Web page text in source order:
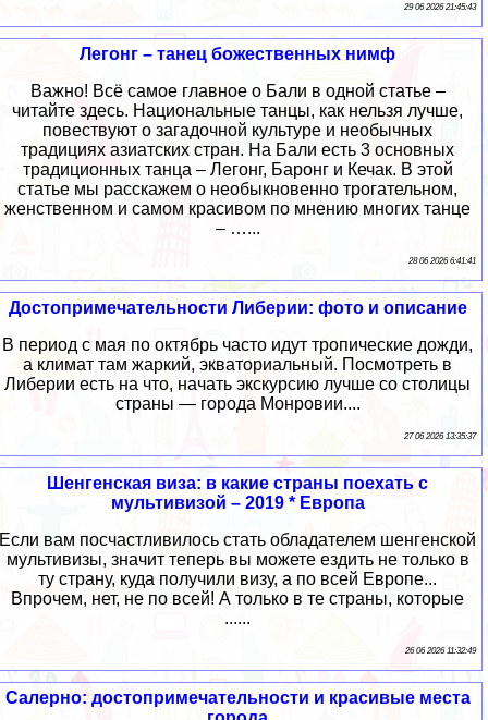
29 06 2026 21:45:43
Легонг – танец божественных нимф
Важно! Всё самое главное о Бали в одной статье –
читайте здесь. Национальные танцы, как нельзя лучше,
повествуют о загадочной культуре и необычных
традициях азиатских стран. На Бали есть 3 основных
традиционных танца – Легонг, Баронг и Кечак. В этой
статье мы расскажем о необыкновенно трогательном,
женственном и самом красивом по мнению многих танце
– …...
28 06 2026 6:41:41
Достопримечательности Либерии: фото и описание
В период с мая по октябрь часто идут тропические дожди,
а климат там жаркий, экваториальный. Посмотреть в
Либерии есть на что, начать экскурсию лучше со столицы
страны — города Монровии....
27 06 2026 13:35:37
Шенгенская виза: в какие страны поехать с
мультивизой – 2019 * Европа
Если вам посчастливилось стать обладателем шенгенской
мультивизы, значит теперь вы можете ездить не только в
ту страну, куда получили визу, а по всей Европе...
Впрочем, нет, не по всей! А только в те страны, которые
......
26 06 2026 11:32:49
Салерно: достопримечательности и красивые места